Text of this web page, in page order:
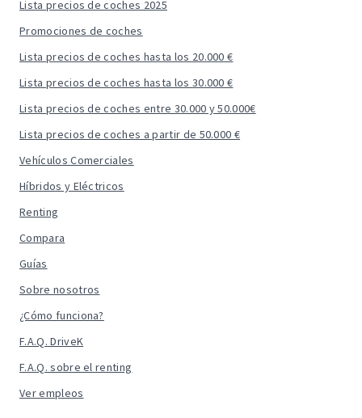
Lista precios de coches 2025
Promociones de coches
Lista precios de coches hasta los 20.000 €
Lista precios de coches hasta los 30.000 €
Lista precios de coches entre 30.000 y 50.000€
Lista precios de coches a partir de 50.000 €
Vehículos Comerciales
Híbridos y Eléctricos
Renting
Compara
Guías
Sobre nosotros
¿Cómo funciona?
F.A.Q. DriveK
F.A.Q. sobre el renting
Ver empleos